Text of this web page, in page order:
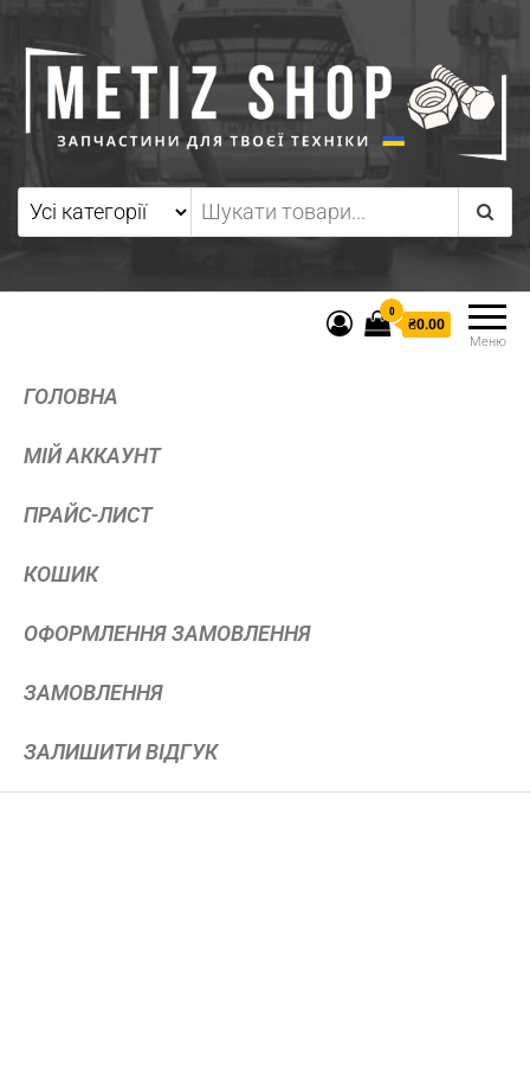
Меню
0
₴0.00
ГОЛОВНА
МІЙ АККАУНТ
ПРАЙС-ЛИСТ
КОШИК
ОФОРМЛЕННЯ ЗАМОВЛЕННЯ
ЗАМОВЛЕННЯ
ЗАЛИШИТИ ВІДГУК